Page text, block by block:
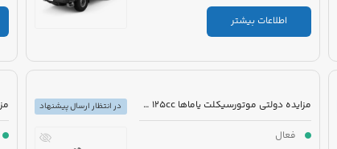
اطلاعات بیشتر
مزایده دولتی موتورسیکلت یاماها 125cc مدل 1375 رنگ زرشکی
فعال
در انتظار ارسال پیشنهاد